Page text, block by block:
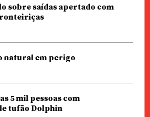
sobre saídas apertado com
natural em perigo
5 mil pessoas com
tufão Dolphin